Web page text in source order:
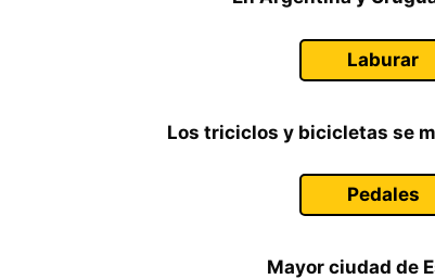
Laburar
Los triciclos y bicicletas se
Pedales
Mayor ciudad de